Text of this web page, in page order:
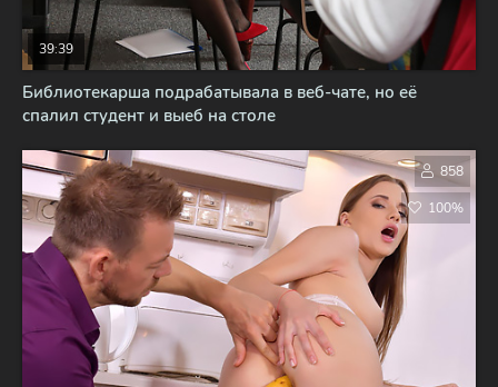
Библиотекарша подрабатывала в веб-чате, но её
спалил студент и выеб на столе
39:39
858
100%